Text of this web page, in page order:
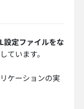
設定ファイルをな
しています。
ケーションの実